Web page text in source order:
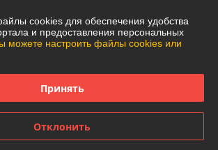
Брестский областной исполнительный
29.12.2007
жалоб и предложений: Карьерная, 12 ТЦ
Потолков"
cookies для обеспечения удобства
и предоставления персональных
можете настроить файлы cookies или
Принять
Отклонить